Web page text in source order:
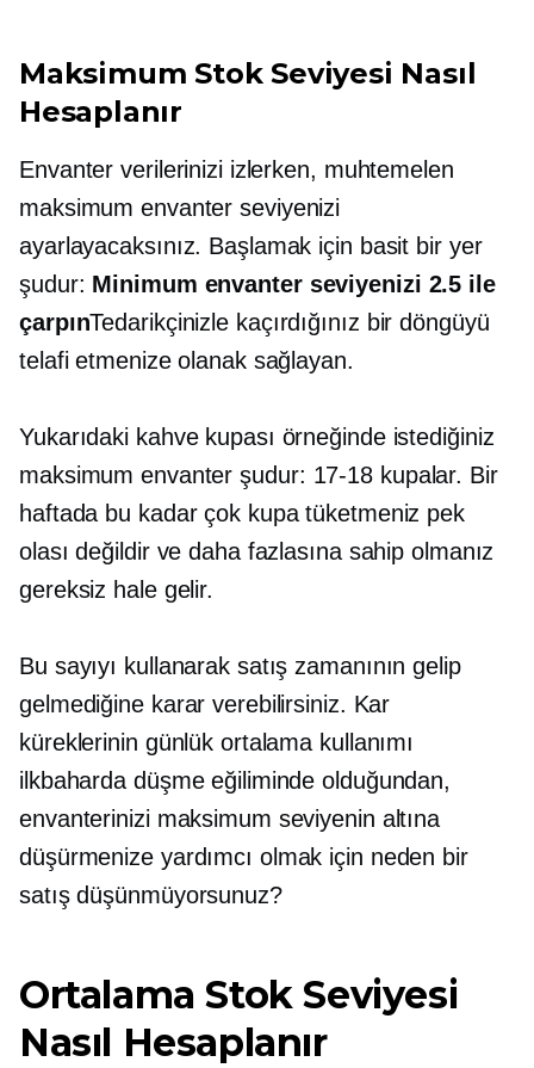
Maksimum Stok Seviyesi Nasıl
Hesaplanır
Envanter verilerinizi izlerken, muhtemelen
maksimum envanter seviyenizi
ayarlayacaksınız. Başlamak için basit bir yer
şudur: Minimum envanter seviyenizi 2.5 ile
çarpınTedarikçinizle kaçırdığınız bir döngüyü
telafi etmenize olanak sağlayan.
Yukarıdaki kahve kupası örneğinde istediğiniz
maksimum envanter şudur: 17-18 kupalar. Bir
haftada bu kadar çok kupa tüketmeniz pek
olası değildir ve daha fazlasına sahip olmanız
gereksiz hale gelir.
Bu sayıyı kullanarak satış zamanının gelip
gelmediğine karar verebilirsiniz. Kar
küreklerinin günlük ortalama kullanımı
ilkbaharda düşme eğiliminde olduğundan,
envanterinizi maksimum seviyenin altına
düşürmenize yardımcı olmak için neden bir
satış düşünmüyorsunuz?
Ortalama Stok Seviyesi
Nasıl Hesaplanır